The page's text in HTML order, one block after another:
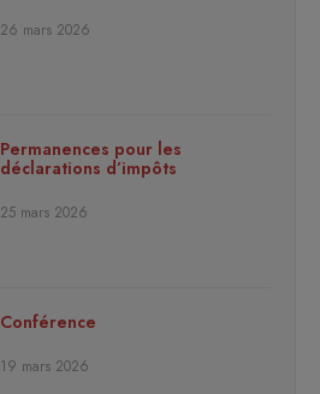
26 mars 2026
Permanences pour les
déclarations d’impôts
25 mars 2026
Conférence
19 mars 2026